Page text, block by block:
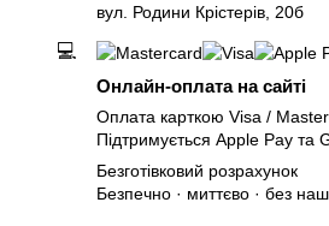
вул. Родини Крістерів, 20б
💻
Онлайн-оплата на сайті
Оплата карткою Visa /
Підтримується Apple Pay та
Безготівковий розрахунок
Безпечно · миттєво · без